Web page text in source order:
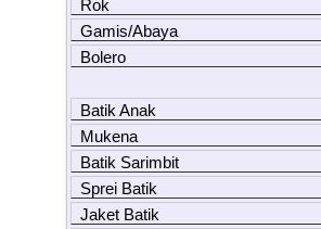
Rok
Gamis/Abaya
Bolero
Batik Anak
Mukena
Batik Sarimbit
Sprei Batik
Jaket Batik